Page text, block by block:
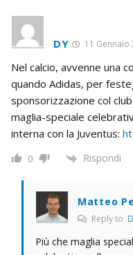
DY 11 Gennaio
Nel calcio, avvenne una
quando Adidas, per
sponsorizzazione col
maglia-speciale
interna con la Juventus:
0 Rispondi
Matteo
Reply to
Più che maglia